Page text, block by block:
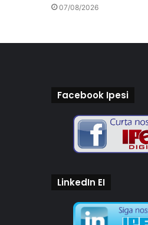
07/08/2026
Facebook Ipesi
LinkedIn EI